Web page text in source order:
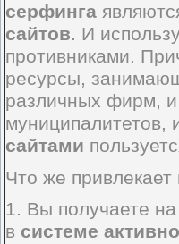
серфинга
сайтов. И
противниками.
ресурсы,
различных фирм, и
муниципалитетов,
сайтами
Что же привлекает
1. Вы получаете на
в системе